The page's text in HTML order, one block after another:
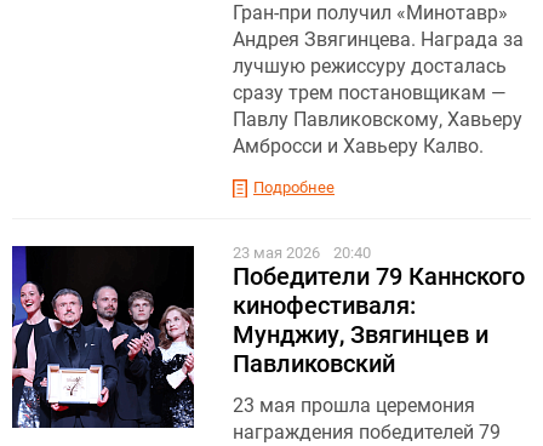
Гран-при получил «Минотавр»
Андрея Звягинцева. Награда за
лучшую режиссуру досталась
сразу трем постановщикам —
Павлу Павликовскому, Хавьеру
Амбросси и Хавьеру Калво.
Подробнее
23 мая 2026 20:40
Победители 79 Каннского
кинофестиваля:
Мунджиу, Звягинцев и
Павликовский
23 мая прошла церемония
награждения победителей 79